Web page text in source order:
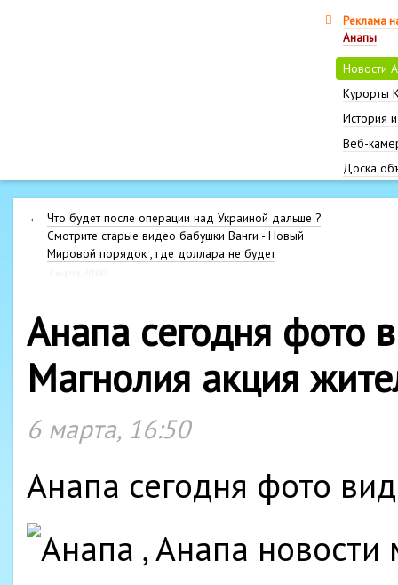
Реклама
Анапы
Новости
Курорты
История
Веб-
Доска
← Что будет после операции над Украиной дальше ?
Смотрите старые видео бабушки Ванги - Новый
Мировой порядок , где доллара не будет
Анапа сегодня фото
Магнолия акция
6 марта, 16:50
Анапа сегодня фото